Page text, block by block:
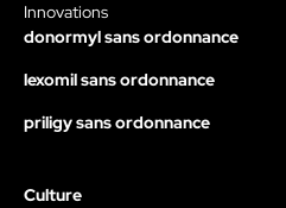
Innovations
donormyl sans ordonnance
lexomil sans ordonnance
priligy sans ordonnance
Culture